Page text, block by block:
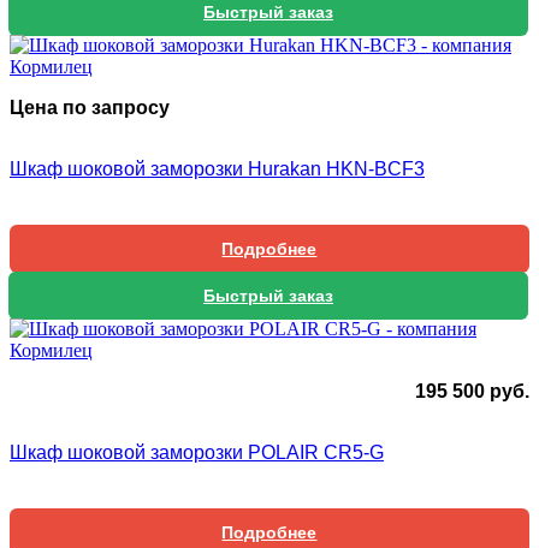
Быстрый заказ
Цена по запросу
Шкаф шоковой заморозки Hurakan HKN-BCF3
Подробнее
Быстрый заказ
195 500 руб.
Шкаф шоковой заморозки POLAIR CR5-G
Подробнее